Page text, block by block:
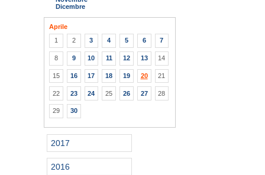
Dicembre
Aprile
1
2 3 4 5 6 7
8 9 10 11 12 13 14
15 16 17 18 19 20 21
22 23 24 25 26 27 28
29 30
2017
2016